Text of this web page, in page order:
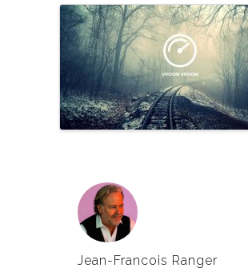
Jean-Francois Ranger